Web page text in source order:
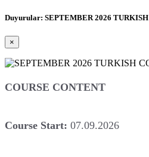
Duyurular: SEPTEMBER 2026 TURKISH
×
COURSE CONTENT
Course Start: 07.09.2026